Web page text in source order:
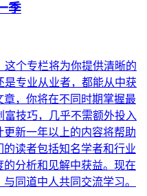
季
个专栏将为你提供清晰的
专业从业者，都能从中获
章，你将在不同时期掌握最
技巧，几乎不需额外投入
新一年以上的内容将帮助
读者包括知名学者和行业
分析和见解中获益。现在
同道中人共同交流学习。